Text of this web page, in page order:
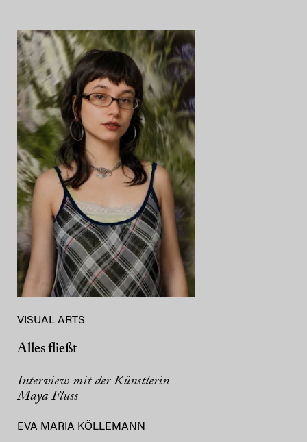
VISUAL ARTS
Alles fließt
Interview mit der Künstlerin
Maya Fluss
EVA MARIA KÖLLEMANN